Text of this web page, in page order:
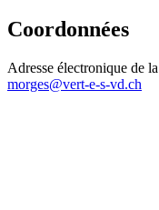
Coordonnées
Adresse électronique de
morges@vert-e-s-vd.ch